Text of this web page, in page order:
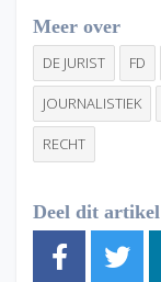
Meer over
DE JURIST FD
JOURNALISTIEK
RECHT
Deel dit artikel